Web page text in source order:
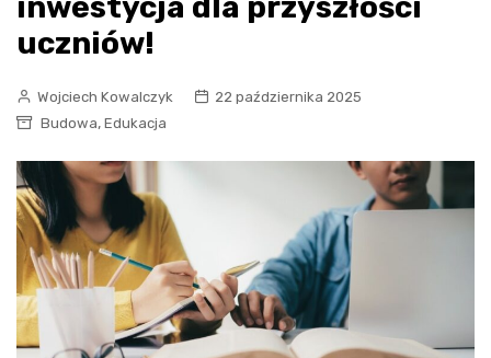
uczniów!
Wojciech Kowalczyk
22 października 2025
Budowa, Edukacja